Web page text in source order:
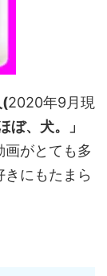
(2020年9月現
ぼ、犬。」
画がとても多
にもたまら